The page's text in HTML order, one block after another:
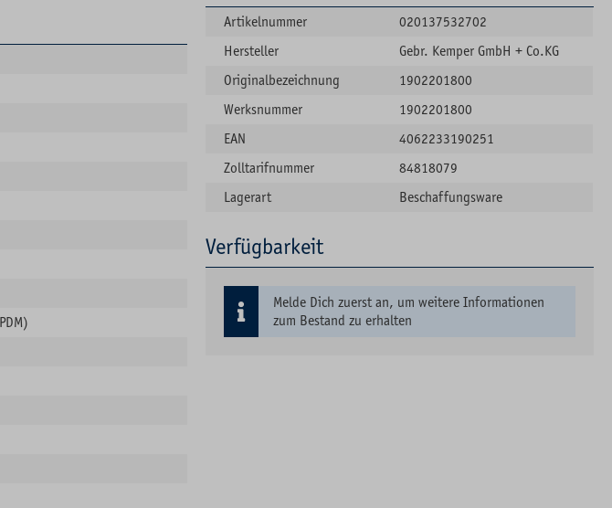
Artikelnummer
020137532702
Hersteller
Gebr. Kemper GmbH + Co.KG
Originalbezeichnung
1902201800
Werksnummer
1902201800
EAN
4062233190251
Zolltarifnummer
84818079
Lagerart
Beschaffungsware
Verfügbarkeit
Melde Dich zuerst an, um weitere Informationen
zum Bestand zu erhalten